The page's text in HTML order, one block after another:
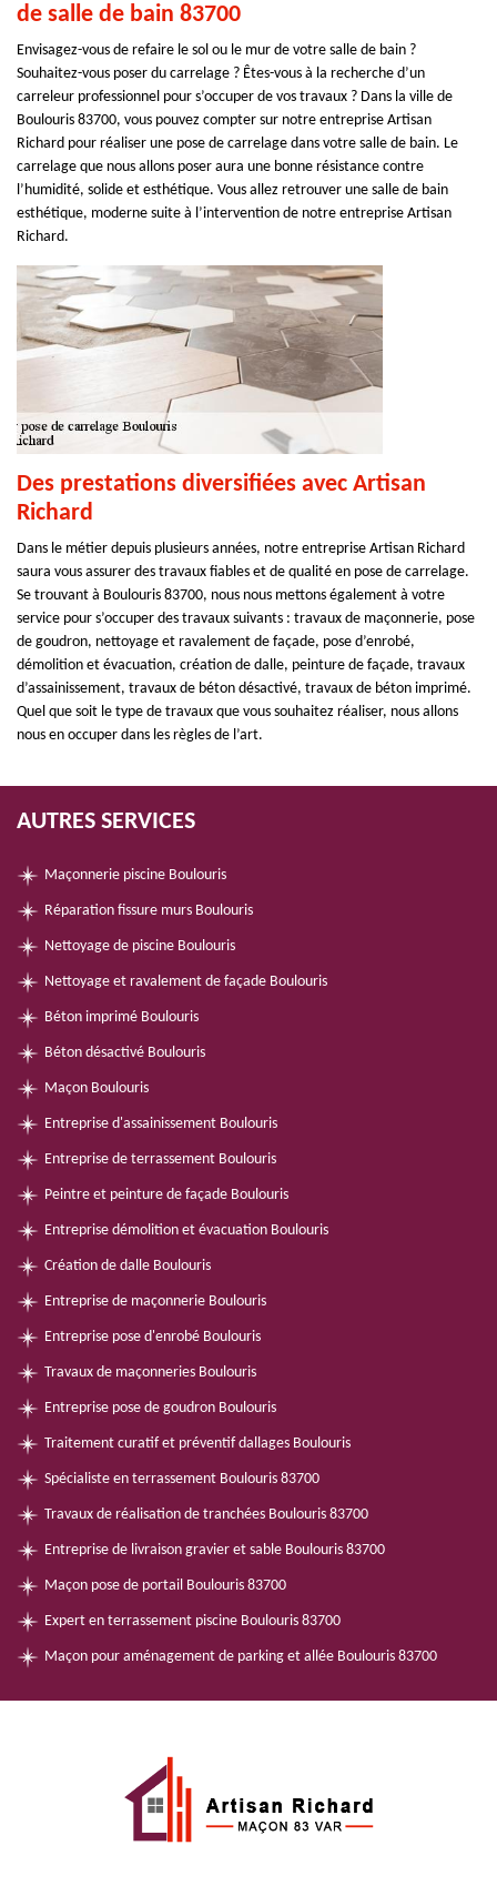
de salle de bain 83700
Envisagez-vous de refaire le sol ou le mur de votre salle de bain ?
Souhaitez-vous poser du carrelage ? Êtes-vous à la recherche d’un
carreleur professionnel pour s’occuper de vos travaux ? Dans la ville de
Boulouris 83700, vous pouvez compter sur notre entreprise Artisan
Richard pour réaliser une pose de carrelage dans votre salle de bain. Le
carrelage que nous allons poser aura une bonne résistance contre
l’humidité, solide et esthétique. Vous allez retrouver une salle de bain
esthétique, moderne suite à l’intervention de notre entreprise Artisan
Richard.
Des prestations diversifiées avec Artisan
Richard
Dans le métier depuis plusieurs années, notre entreprise Artisan Richard
saura vous assurer des travaux fiables et de qualité en pose de carrelage.
Se trouvant à Boulouris 83700, nous nous mettons également à votre
service pour s’occuper des travaux suivants : travaux de maçonnerie, pose
de goudron, nettoyage et ravalement de façade, pose d’enrobé,
démolition et évacuation, création de dalle, peinture de façade, travaux
d’assainissement, travaux de béton désactivé, travaux de béton imprimé.
Quel que soit le type de travaux que vous souhaitez réaliser, nous allons
nous en occuper dans les règles de l’art.
AUTRES SERVICES
Maçonnerie piscine Boulouris
Réparation fissure murs Boulouris
Nettoyage de piscine Boulouris
Nettoyage et ravalement de façade Boulouris
Béton imprimé Boulouris
Béton désactivé Boulouris
Maçon Boulouris
Entreprise d'assainissement Boulouris
Entreprise de terrassement Boulouris
Peintre et peinture de façade Boulouris
Entreprise démolition et évacuation Boulouris
Création de dalle Boulouris
Entreprise de maçonnerie Boulouris
Entreprise pose d'enrobé Boulouris
Travaux de maçonneries Boulouris
Entreprise pose de goudron Boulouris
Traitement curatif et préventif dallages Boulouris
Spécialiste en terrassement Boulouris 83700
Travaux de réalisation de tranchées Boulouris 83700
Entreprise de livraison gravier et sable Boulouris 83700
Maçon pose de portail Boulouris 83700
Expert en terrassement piscine Boulouris 83700
Maçon pour aménagement de parking et allée Boulouris 83700